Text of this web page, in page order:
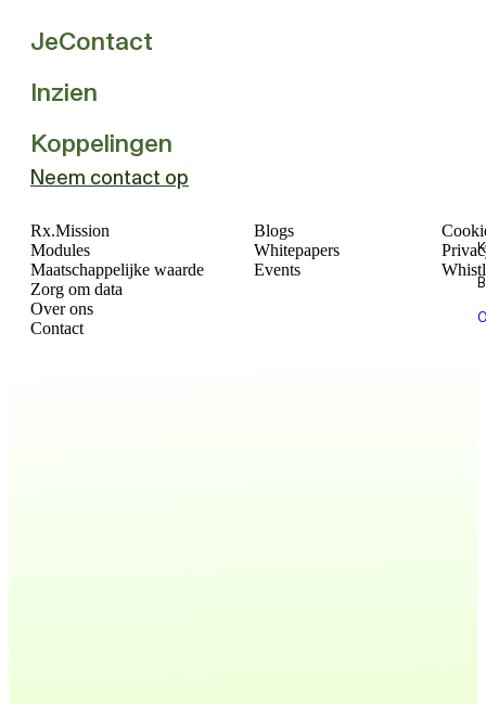
JeContact
Inzien
Koppelingen
Neem contact op
Blogs
Whitepapers
Events
Rx.Mission
Modules
Maatschappelijke waarde
Zorg om data
Over ons
Contact